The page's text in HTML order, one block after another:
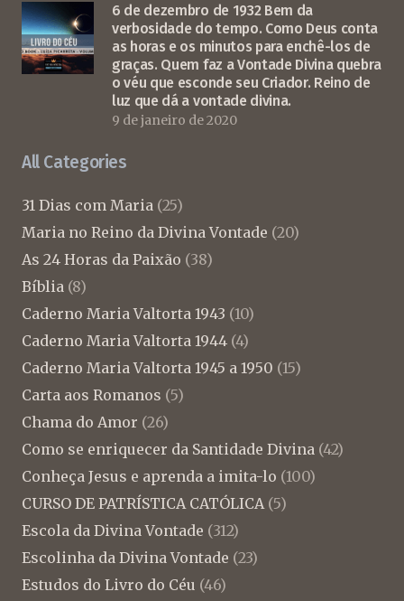
6 de dezembro de 1932 Bem da
verbosidade do tempo. Como Deus conta
as horas e os minutos para enchê-los de
graças. Quem faz a Vontade Divina quebra
o véu que esconde seu Criador. Reino de
luz que dá a vontade divina.
9 de janeiro de 2020
All Categories
31 Dias com Maria (25)
Maria no Reino da Divina Vontade (20)
As 24 Horas da Paixão (38)
Bíblia (8)
Caderno Maria Valtorta 1943 (10)
Caderno Maria Valtorta 1944 (4)
Caderno Maria Valtorta 1945 a 1950 (15)
Carta aos Romanos (5)
Chama do Amor (26)
Como se enriquecer da Santidade Divina (42)
Conheça Jesus e aprenda a imita-lo (100)
CURSO DE PATRÍSTICA CATÓLICA (5)
Escola da Divina Vontade (312)
Escolinha da Divina Vontade (23)
Estudos do Livro do Céu (46)